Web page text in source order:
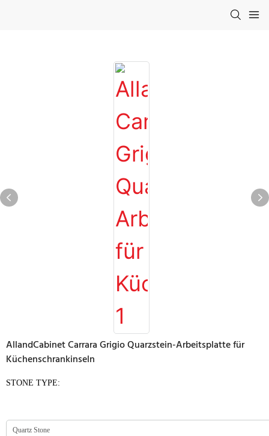
AllandCabinet Carrara Grigio Quarzstein-Arbeitsplatte für
Küchenschrankinseln
STONE TYPE: